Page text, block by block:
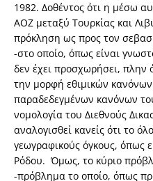
1982. Δοθέντος ότι η μέσω
ΑΟΖ μεταξύ Τουρκίας και
πρόκληση ως προς τον
-στο οποίο, όπως είναι
δεν έχει προσχωρήσει,
την μορφή εθιμικών
παραδεδεγμένων κανόνων
νομολογία του Διεθνούς
αναλογισθεί κανείς ότι το
γεωγραφικούς όγκους, όπως
Ρόδου. Όμως, το κύριο
-πρόβλημα το οποίο, όπως